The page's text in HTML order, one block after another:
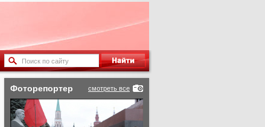
смотреть все
Фоторепортер